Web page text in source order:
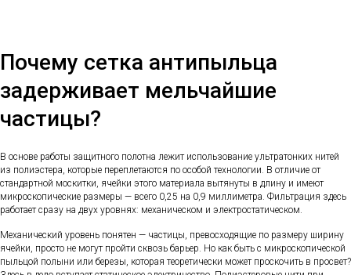
Почему сетка антипыльца
задерживает мельчайшие
частицы?
В основе работы защитного полотна лежит использование ультратонких нитей
из полиэстера, которые переплетаются по особой технологии. В отличие от
стандартной москитки, ячейки этого материала вытянуты в длину и имеют
микроскопические размеры — всего 0,25 на 0,9 миллиметра. Фильтрация здесь
работает сразу на двух уровнях: механическом и электростатическом.
Механический уровень понятен — частицы, превосходящие по размеру ширину
ячейки, просто не могут пройти сквозь барьер. Но как быть с микроскопической
пыльцой полыни или березы, которая теоретически может проскочить в просвет?